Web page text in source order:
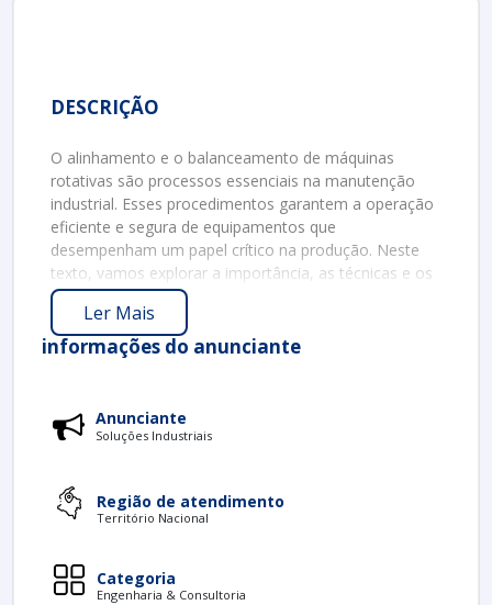
DESCRIÇÃO
O alinhamento e o balanceamento de máquinas
rotativas são processos essenciais na manutenção
industrial. Esses procedimentos garantem a operação
eficiente e segura de equipamentos que
desempenham um papel crítico na produção. Neste
texto, vamos explorar a importância, as técnicas e os
benefícios desses processos, proporcionando uma
compreensão abrangente para engenheiros e
profissionais da área.
O alinhamento de máquinas rotativas refere-se ao
ajuste correto de eixos e componentes para garantir
pode causar diversos problemas, como:
Desgaste prematuro
rapidamente.
Aumento do consumo de energia
Ler Mais
informações do anunciante
Anunciante
Soluções Industriais
Região de atendimento
Território Nacional
Categoria
Engenharia & Consultoria